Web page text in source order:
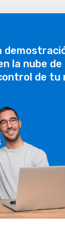
la nube de
de tu